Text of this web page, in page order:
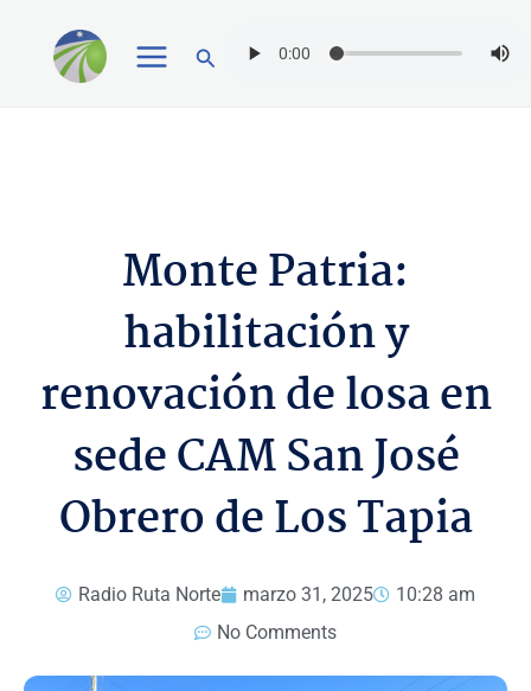
Buscar
Monte Patria:
habilitación y
renovación de losa en
sede CAM San José
Obrero de Los Tapia
Radio Ruta Norte marzo 31, 2025
10:28 am
No Comments